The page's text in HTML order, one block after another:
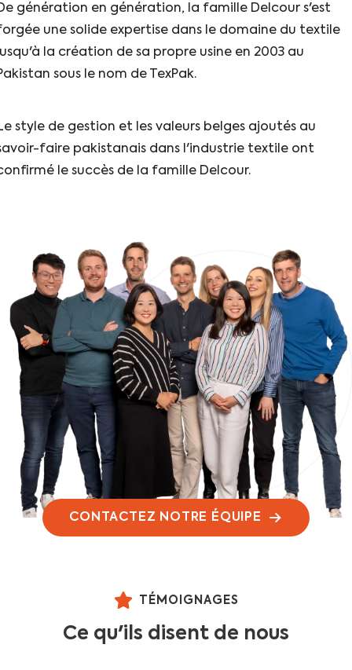
génération en génération, la famille Delcour s'est
une solide expertise dans le domaine du textile
la création de sa propre usine en 2003 au
sous le nom de TexPak.
style de gestion et les valeurs belges ajoutés au
faire pakistanais dans l'industrie textile ont
le succès de la famille Delcour.
CONTACTEZ NOTRE ÉQUIPE
TÉMOIGNAGES
Ce qu'ils disent de nous